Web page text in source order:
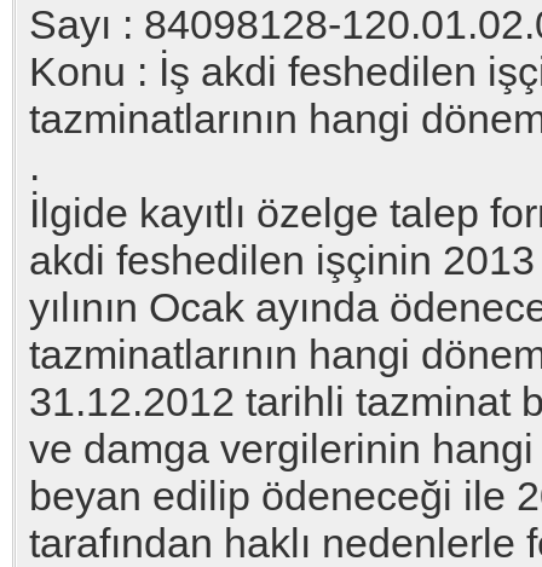
Sayı : 84098128-
Konu : İş akdi feshedilen
tazminatlarının hangi
.
İlgide kayıtlı özelge talep
akdi feshedilen işçinin 2013
yılının Ocak ayında
tazminatlarının hangi
31.12.2012 tarihli tazminat
ve damga vergilerinin
beyan edilip ödeneceği ile
tarafından haklı nedenlerle